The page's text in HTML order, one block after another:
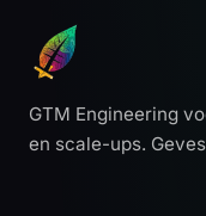
GTM Engineering
en scale-ups.